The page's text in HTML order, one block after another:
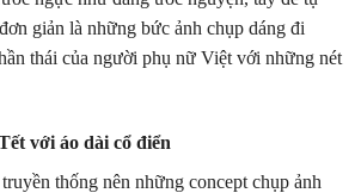
giản là những bức ảnh chụp dáng đi
thái của người phụ nữ Việt với những nét
với áo dài cổ điển
thống nên những concept chụp ảnh